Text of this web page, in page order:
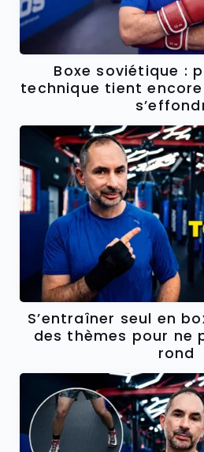
Boxe soviétique :
technique tient
S’entraîner seul en
des thèmes pour ne
rond